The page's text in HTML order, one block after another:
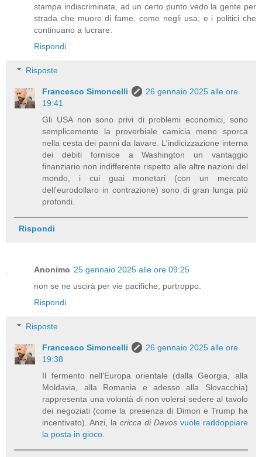
stampa indiscriminata, ad un certo punto vedo la gente per
strada che muore di fame, come negli usa, e i politici che
continuano a lucrare.
Rispondi
Risposte
Francesco Simoncelli
26 gennaio 2025 alle ore
19:41
Gli USA non sono privi di problemi economici, sono
semplicemente la proverbiale camicia meno sporca
nella cesta dei panni da lavare. L'indicizzazione interna
dei debiti fornisce a Washington un vantaggio
finanziario non indifferente rispetto alle altre nazioni del
mondo, i cui guai monetari (con un mercato
dell'eurodollaro in contrazione) sono di gran lunga più
profondi.
Rispondi
Anonimo 25 gennaio 2025 alle ore 09:25
non se ne uscirà per vie pacifiche, purtroppo.
Rispondi
Risposte
Francesco Simoncelli
26 gennaio 2025 alle ore
19:38
Il fermento nell'Europa orientale (dalla Georgia, alla
Moldavia, alla Romania e adesso alla Slovacchia)
rappresenta una volontà di non volersi sedere al tavolo
dei negoziati (come la presenza di Dimon e Trump ha
incentivato). Anzi, lacricca di Davos vuole raddoppiare
la posta in gioco